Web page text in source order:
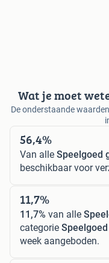
Wat je moet
De onderstaande
56,4%
Van alle Speelgoed
beschikbaar voor
11,7%
11,7% van alle
categorie
week aangeboden.